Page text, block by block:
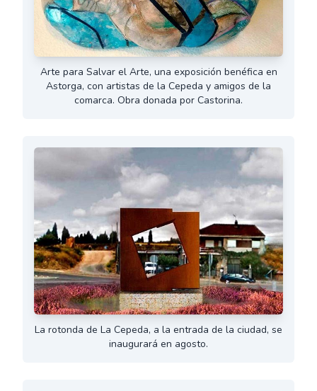
Arte para Salvar el Arte, una exposición benéfica en
Astorga, con artistas de la Cepeda y amigos de la
comarca. Obra donada por Castorina.
La rotonda de La Cepeda, a la entrada de la ciudad, se
inaugurará en agosto.